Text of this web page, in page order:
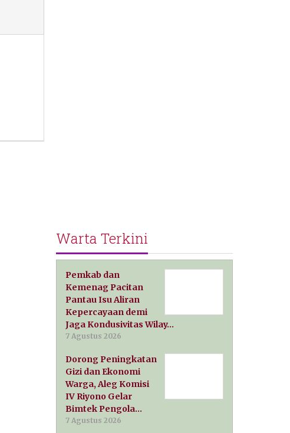
Warta Terkini
Pemkab dan
Kemenag Pacitan
Pantau Isu Aliran
Kepercayaan demi
Jaga Kondusivitas Wilay…
7 Agustus 2026
Dorong Peningkatan
Gizi dan Ekonomi
Warga, Aleg Komisi
IV Riyono Gelar
Bimtek Pengola…
7 Agustus 2026